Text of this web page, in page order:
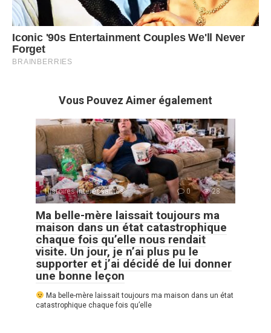
Vous Pouvez Aimer également
Histoires Intéressantes 0 28
Ma belle-mère laissait toujours ma
maison dans un état catastrophique
chaque fois qu’elle nous rendait
visite. Un jour, je n’ai plus pu le
supporter et j’ai décidé de lui donner
une bonne leçon
Ma belle-mère laissait toujours ma maison dans un état
catastrophique chaque fois qu’elle